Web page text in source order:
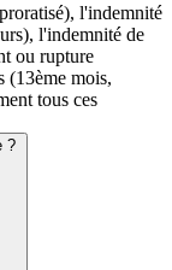
l'indemnité
l'indemnité de
ou rupture
(13ème mois,
tous ces
?